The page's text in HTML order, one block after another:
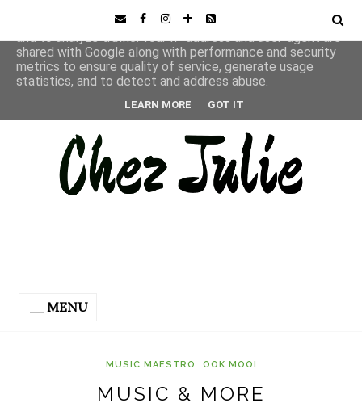
MENU
MUSIC MAESTRO OOK MOOI
MUSIC & MORE
This site uses cookies from Google to deliver its services
and to analyze traffic. Your IP address and user-agent are
shared with Google along with performance and security
metrics to ensure quality of service, generate usage
statistics, and to detect and address abuse.
LEARN MORE GOT IT